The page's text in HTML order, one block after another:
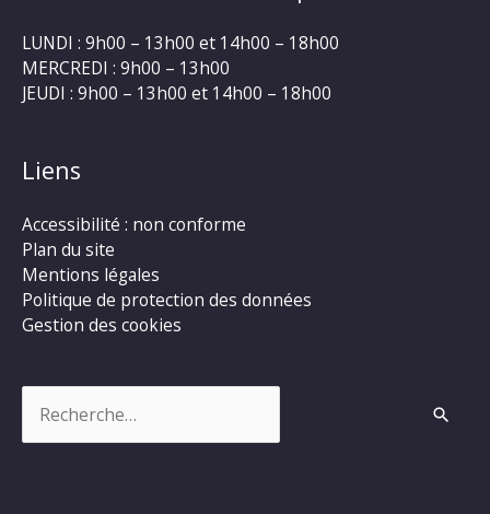
LUNDI : 9h00 – 13h00 et 14h00 – 18h00
MERCREDI : 9h00 – 13h00
JEUDI : 9h00 – 13h00 et 14h00 – 18h00
Liens
Accessibilité : non conforme
Plan du site
Mentions légales
Politique de protection des données
Gestion des cookies